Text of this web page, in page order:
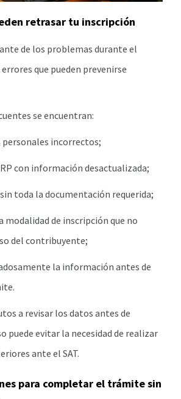
retrasar tu inscripción
de los problemas durante el
que pueden prevenirse
se encuentran:
incorrectos;
con información desactualizada;
toda la documentación requerida;
modalidad de inscripción que no
del contribuyente;
la información antes de
a revisar los datos antes de
puede evitar la necesidad de realizar
ante el SAT.
para completar el trámite sin